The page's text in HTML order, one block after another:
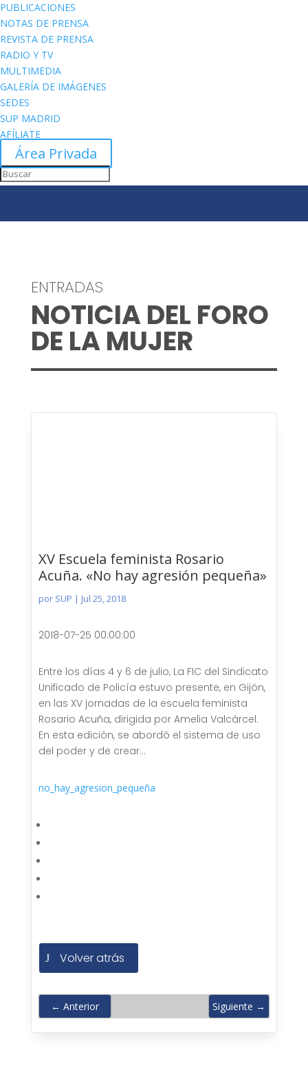
PUBLICACIONES
NOTAS DE PRENSA
REVISTA DE PRENSA
RADIO Y TV
MULTIMEDIA
GALERÍA DE IMÁGENES
SEDES
SUP MADRID
AFÍLIATE
Área Privada
ENTRADAS
NOTICIA DEL FORO
DE LA MUJER
XV Escuela feminista Rosario
Acuña. «No hay agresión pequeña»
por SUP | Jul 25, 2018
2018-07-25 00:00:00
Entre los días 4 y 6 de julio, La FIC del Sindicato
Unificado de Policía estuvo presente, en Gijón,
en las XV jornadas de la escuela feminista
Rosario Acuña, dirigida por Amelia Valcárcel.
En esta edición, se abordó el sistema de uso
del poder y de crear...
no_hay_agresion_pequeña
Volver atrás
← Anterior Siguiente →